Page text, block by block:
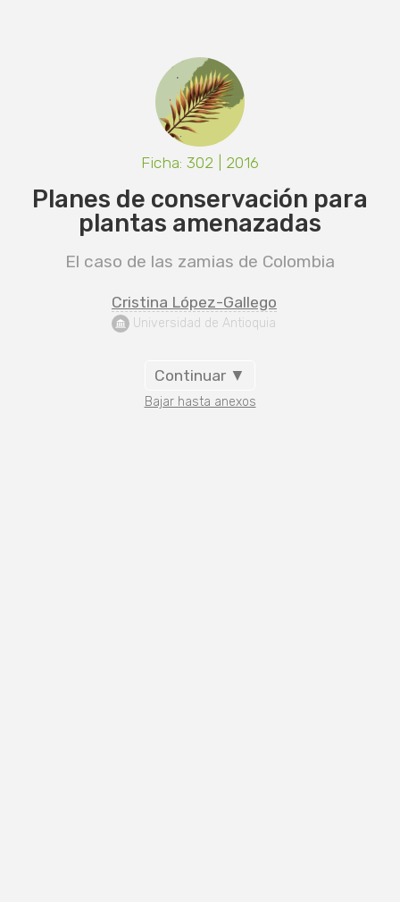
Ficha: 302 | 2016
Planes de conservación para
plantas amenazadas
El caso de las zamias de Colombia
Cristina López-Gallego
Universidad de Antioquia
Continuar ▼
Bajar hasta anexos